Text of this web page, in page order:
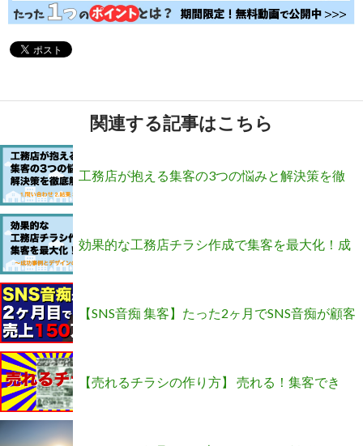
関連する記事はこちら
工務店が抱える集客の3つの悩みと解決策を徹
底解説！
効果的な工務店チラシ作成で集客を最大化！成
功事例とデザインのコツ
【SNS音痴 集客】たった2ヶ月でSNS音痴が顧客
5人を集客！150万円売り上げた方法
【売れるチラシの作り方】 売れる！集客でき
る！チラシの型を公開します